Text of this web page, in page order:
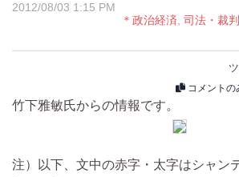
2012/08/03 1:15 PM
＊政治経済 司法・裁
コメントの
竹下雅敏氏からの情報です。
注）以下、文中の赤字・太字はシャン